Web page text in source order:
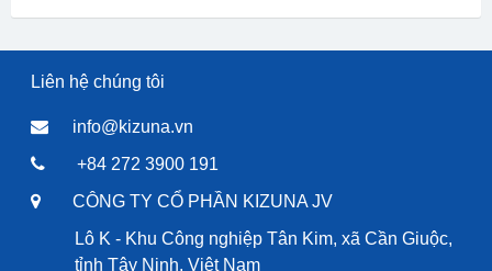
Liên hệ chúng tôi
info@kizuna.vn
+84 272 3900 191
CÔNG TY CỔ PHẦN KIZUNA JV
Lô K - Khu Công nghiệp Tân Kim, xã Cần Giuộc,
tỉnh Tây Ninh, Việt Nam